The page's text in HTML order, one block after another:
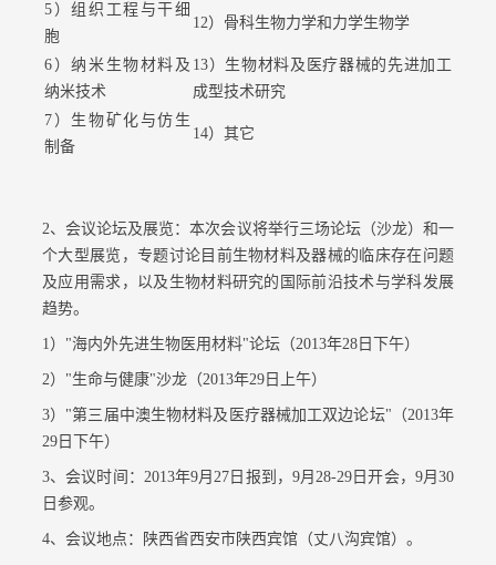
5）组织工程与干细
胞
12）骨科生物力学和力学生物学
6）纳米生物材料及
纳米技术
13）生物材料及医疗器械的先进加工
成型技术研究
7）生物矿化与仿生
制备
14）其它
2、会议论坛及展览：本次会议将举行三场论坛（沙龙）和一
个大型展览，专题讨论目前生物材料及器械的临床存在问题
及应用需求，以及生物材料研究的国际前沿技术与学科发展
趋势。
1）"海内外先进生物医用材料"论坛（2013年28日下午）
2）"生命与健康"沙龙（2013年29日上午）
3）"第三届中澳生物材料及医疗器械加工双边论坛"（2013年
29日下午）
3、会议时间：2013年9月27日报到，9月28-29日开会，9月30
日参观。
4、会议地点：陕西省西安市陕西宾馆（丈八沟宾馆）。